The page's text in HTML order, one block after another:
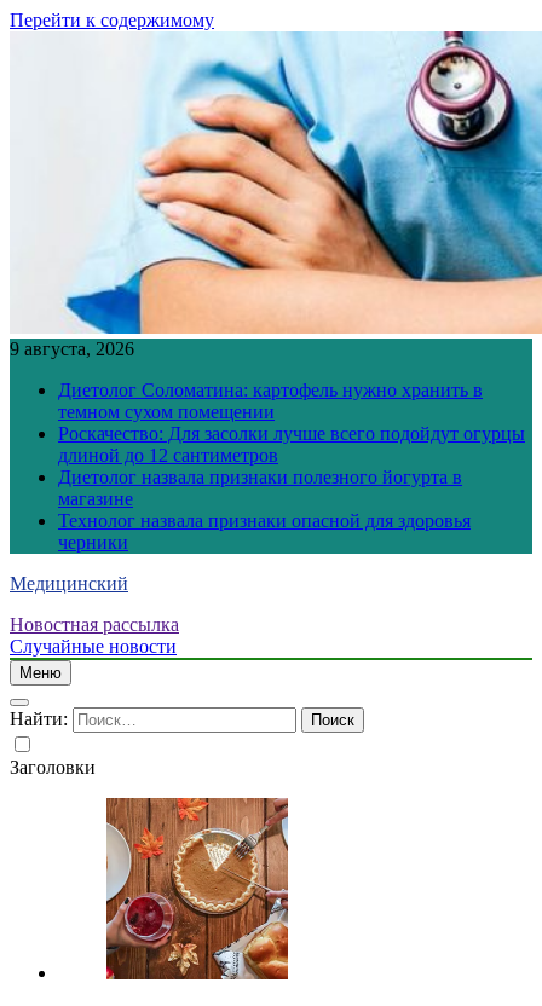
Перейти к содержимому
9 августа, 2026
Диетолог Соломатина: картофель нужно хранить в
темном сухом помещении
Роскачество: Для засолки лучше всего подойдут огурцы
длиной до 12 сантиметров
Диетолог назвала признаки полезного йогурта в
магазине
Технолог назвала признаки опасной для здоровья
черники
Медицинский
Новостная рассылка
Случайные новости
Меню
Найти:
Заголовки